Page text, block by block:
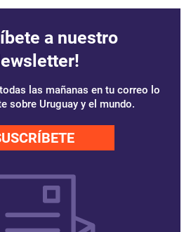
a nuestro
las mañanas en tu correo lo
sobre Uruguay y el mundo.